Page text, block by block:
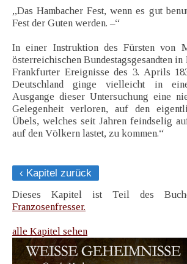
„Das Hambacher Fest, wenn es gut
Fest der Guten werden. –“
In einer Instruktion des Fürsten von
österreichischen Bundestagsgesandten
Frankfurter Ereignisse des 3. Aprils
Deutschland ginge vielleicht in
Ausgange dieser Untersuchung eine
Gelegenheit verloren, auf den
Übels, welches seit Jahren feindselig
auf den Völkern lastet, zu kommen.“
‹ Kapitel zurück
Dieses Kapitel ist Teil des
Franzosenfresser.
alle Kapitel sehen